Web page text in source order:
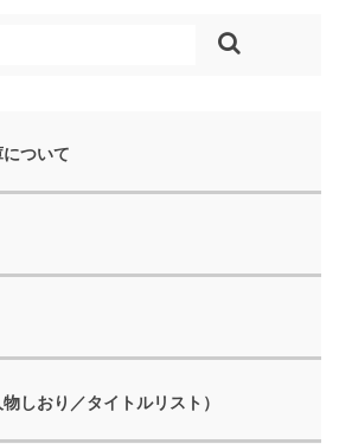
ついて
しおり／タイトルリスト）